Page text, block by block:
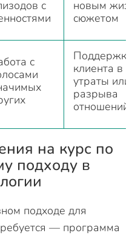
с
новым
сюжетом
с
Поддержка
клиента в
утраты или
разрыва
отношений
на курс по
подходу в
подходе для
— программа